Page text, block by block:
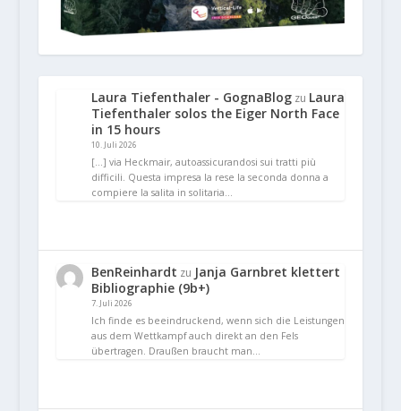
Laura Tiefenthaler - GognaBlogzu Laura
Tiefenthaler solos the Eiger North Face
in 15 hours
10. Juli 2026
[…] via Heckmair, autoassicurandosi sui tratti più
difficili. Questa impresa la rese la seconda donna a
compiere la salita in solitaria…
BenReinhardt zu Janja Garnbret klettert
Bibliographie (9b+)
7. Juli 2026
Ich finde es beeindruckend, wenn sich die Leistungen
aus dem Wettkampf auch direkt an den Fels
übertragen. Draußen braucht man…